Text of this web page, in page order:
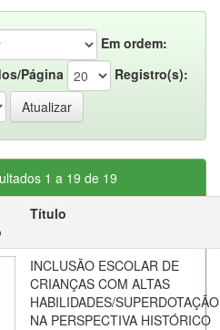
Em ordem:
Página
Registro(s):
1 a 19 de 19
Título
INCLUSÃO ESCOLAR DE
CRIANÇAS COM ALTAS
HABILIDADES/SUPERDOTAÇÃO
NA PERSPECTIVA HISTÓRICO